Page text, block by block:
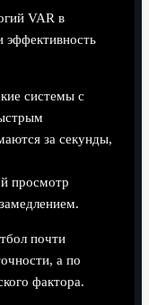
VAR в
эффективность
системы с
за секунды,
просмотр
почти
а по
фактора.